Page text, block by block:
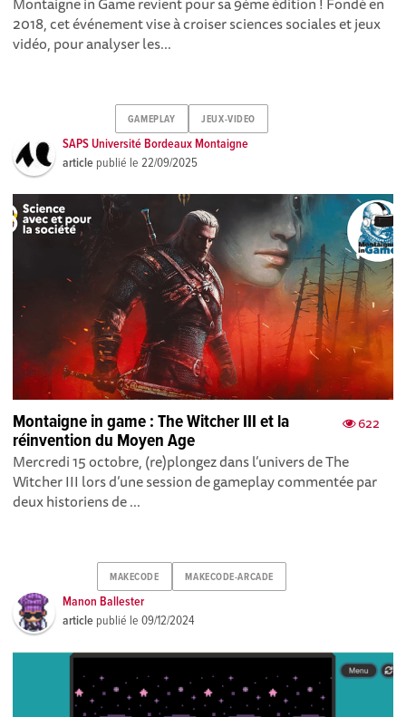
2018, cet événement vise à croiser sciences sociales et jeux
vidéo, pour analyser les...
GAMEPLAY JEUX-VIDEO
SAPS Université Bordeaux Montaigne
article publié le22/09/2025
622
Montaigne in game : The Witcher III et la
réinvention du Moyen Age
Mercredi 15 octobre, (re)plongez dans l’univers de The
Witcher III lors d’une session de gameplay commentée par
deux historiens de ...
MAKECODE MAKECODE-ARCADE
Manon Ballester
article publié le09/12/2024